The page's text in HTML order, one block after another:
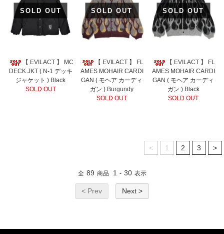
SOLD OUT
【 EVILACT 】 MC
DECK JKT ( N-1 デッキ
ジャケット ) Black
SOLD OUT
SOLD OUT
【 EVILACT 】 FL
AMES MOHAIR CARDI
GAN ( モヘア カーディ
ガン ) Burgundy
SOLD OUT
SOLD OUT
【 EVILACT 】 FL
AMES MOHAIR CARDI
GAN ( モヘア カーディ
ガン ) Black
SOLD OUT
< 1 2 3 >
全 89 商品 1 - 30 表示
< Prev Next >